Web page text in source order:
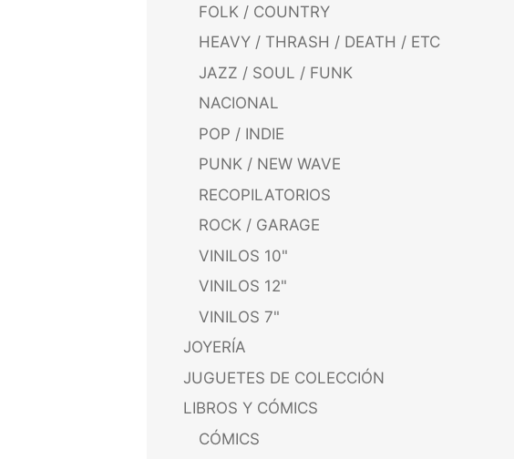
FOLK / COUNTRY
HEAVY / THRASH / DEATH / ETC
JAZZ / SOUL / FUNK
NACIONAL
POP / INDIE
PUNK / NEW WAVE
RECOPILATORIOS
ROCK / GARAGE
VINILOS 10"
VINILOS 12"
VINILOS 7"
JOYERÍA
JUGUETES DE COLECCIÓN
LIBROS Y CÓMICS
CÓMICS